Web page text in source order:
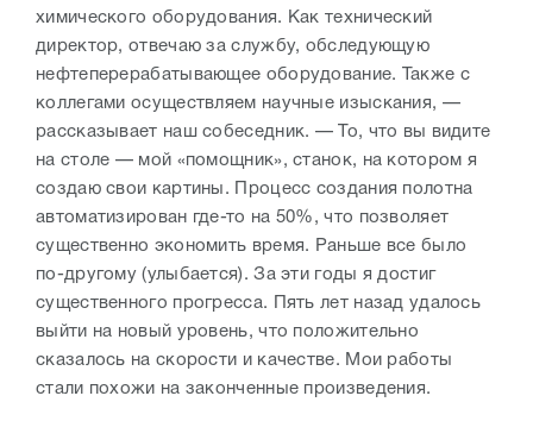
химического оборудования. Как технический
директор, отвечаю за службу, обследующую
нефтеперерабатывающее оборудование. Также с
коллегами осуществляем научные изыскания, —
рассказывает наш собеседник. — То, что вы видите
на столе — мой «помощник», станок, на котором я
создаю свои картины. Процесс создания полотна
автоматизирован где-то на 50%, что позволяет
существенно экономить время. Раньше все было
по-другому (улыбается). За эти годы я достиг
существенного прогресса. Пять лет назад удалось
выйти на новый уровень, что положительно
сказалось на скорости и качестве. Мои работы
стали похожи на законченные произведения.